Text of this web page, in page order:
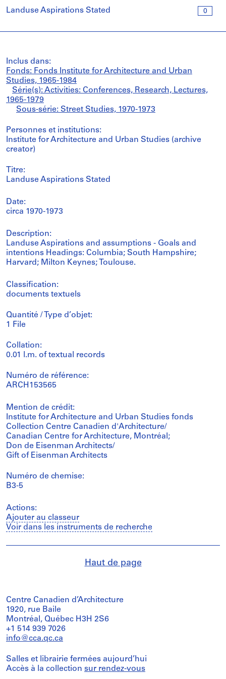
0
Landuse Aspirations Stated
Inclus dans:
Fonds: Fonds Institute for Architecture and Urban
Studies, 1965-1984
Série(s): Activities: Conferences, Research, Lectures,
1965-1979
Sous-série: Street Studies, 1970-1973
Personnes et institutions:
Institute for Architecture and Urban Studies (archive
creator)
Titre:
Landuse Aspirations Stated
Date:
circa 1970-1973
Description:
Landuse Aspirations and assumptions - Goals and
intentions Headings: Columbia; South Hampshire;
Harvard; Milton Keynes; Toulouse.
Classification:
documents textuels
Quantité / Type d’objet:
1 File
Collation:
0.01 l.m. of textual records
Numéro de référence:
ARCH153565
Mention de crédit:
Institute for Architecture and Urban Studies fonds
Collection Centre Canadien d'Architecture/
Canadian Centre for Architecture, Montréal;
Don de Eisenman Architects/
Gift of Eisenman Architects
Numéro de chemise:
B3-5
Actions:
Ajouter au classeur
Voir dans les instruments de recherche
Haut de page
Centre Canadien d’Architecture
1920, rue Baile
Montréal, Québec H3H 2S6
+1 514 939 7026
info@cca.qc.ca
Salles et librairie fermées aujourd’hui
Accès à la collection sur rendez-vous